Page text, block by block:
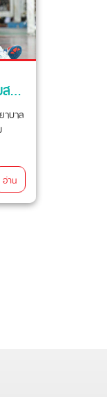
รพ.บางปะกอกสมุทรปราการ ร่วมสนับสนุน รถพยาบาล และ ทีมพยาบาลฉุกเฉิน
บาล
อ่าน